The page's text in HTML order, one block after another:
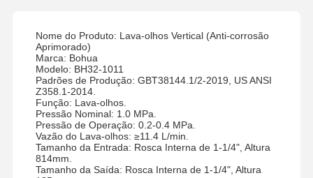
Nome do Produto: Lava-olhos Vertical (Anti-corrosão
Aprimorado)
Marca: Bohua
Modelo: BH32-1011
Padrões de Produção: GBT38144.1/2-2019, US ANSI
Z358.1-2014.
Função: Lava-olhos.
Pressão Nominal: 1.0 MPa.
Pressão de Operação: 0.2-0.4 MPa.
Vazão do Lava-olhos: ≥11.4 L/min.
Tamanho da Entrada: Rosca Interna de 1-1/4", Altura
814mm.
Tamanho da Saída: Rosca Interna de 1-1/4", Altura